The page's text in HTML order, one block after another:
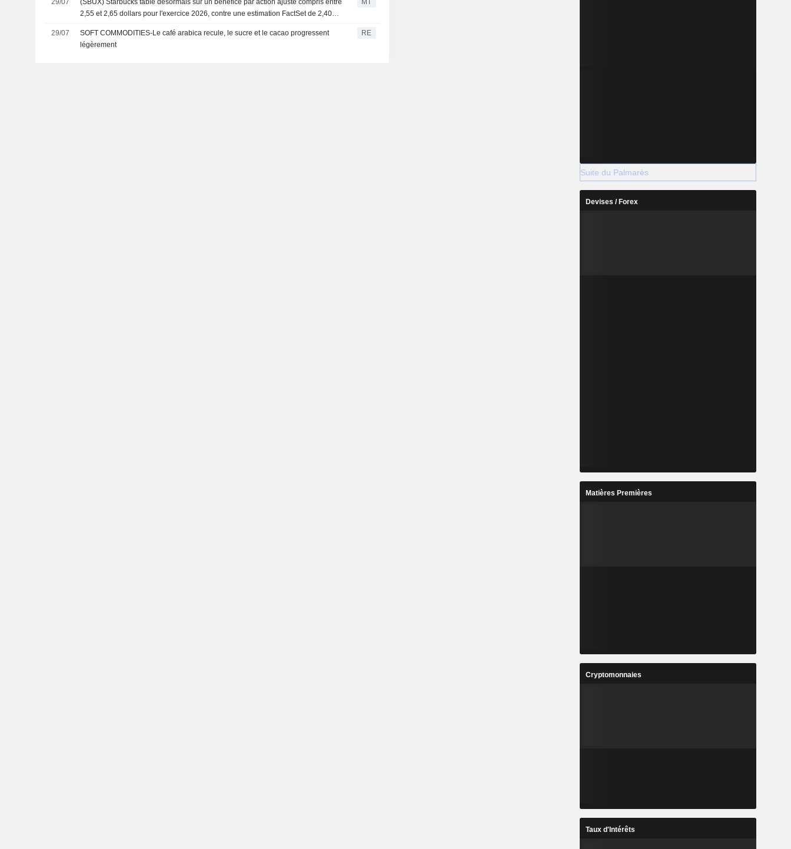
29/07
(SBUX) Starbucks table désormais sur un bénéfice par action ajusté compris entre
2,55 et 2,65 dollars pour l'exercice 2026, contre une estimation FactSet de 2,40
MT
29/07
SOFT COMMODITIES-Le café arabica recule, le sucre et le cacao progressent
légèrement
RE
Suite du Palmarès
Devises / Forex
Matières Premières
Cryptomonnaies
Taux d'Intérêts